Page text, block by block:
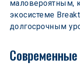
маловероятным,
экосистеме
долгосрочным